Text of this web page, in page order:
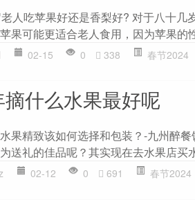
人吃苹果好还是香梨好? 对于八十几
果可能更适合老人食用，因为苹果的
02-15 0 338 春节2024
什么水果最好呢
果精致该如何选择和包装？-九州醉
送礼的佳品呢？其实现在去水果店买
02-12 0 691 春节2024